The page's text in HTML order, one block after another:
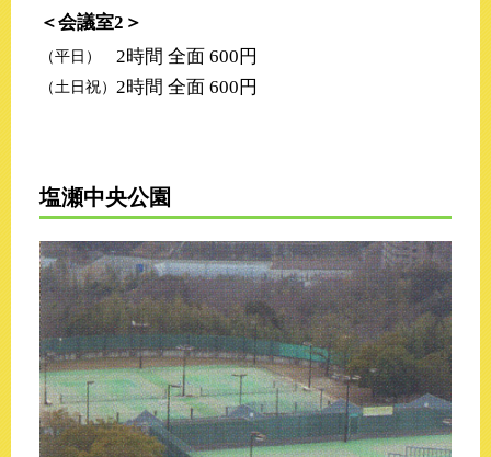
会議室2
（平日） 2時間 全面 600円
（土日祝） 2時間 全面 600円
塩瀬中央公園